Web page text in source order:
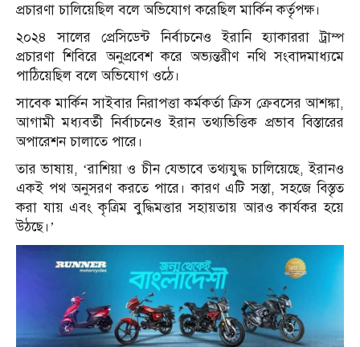
প্রচারণা চালিয়েছিল বলে অভিযোগ করেছিল মার্কিন কর্তৃপক্ষ।
২০২৪ সালের প্রেসিডেন্ট নির্বাচনেও ইরানি হ্যাকাররা ট্রাম্প
প্রচারণা শিবিরে অনুপ্রবেশ করে অভ্যন্তরীণ নথি সংবাদমাধ্যমে
পাঠিয়েছিল বলে অভিযোগ ওঠে।
সাবেক মার্কিন সাইবার নিরাপত্তা কর্মকর্তা ক্রিস ক্রেবসের আশঙ্কা,
আগামী মধ্যবর্তী নির্বাচনেও ইরান তথ্যভিত্তিক প্রভাব বিস্তারের
অপারেশন চালাতে পারে।
তার ভাষায়, ‘রাশিয়া ও চীন যেভাবে তথ্যযুদ্ধ চালিয়েছে, ইরানও
একই পথ অনুসরণ করতে পারে। কারণ এটি সস্তা, সহজে বিস্তৃত
করা যায় এবং কৃত্রিম বুদ্ধিমত্তার সহায়তায় আরও কার্যকর হয়ে
উঠছে।’